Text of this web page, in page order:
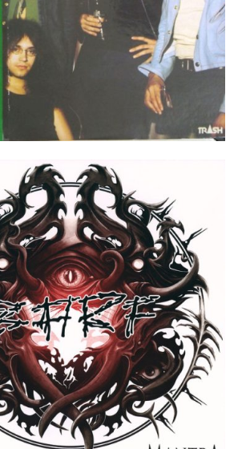
All Rotten Fuckers – Mantra LP
Détails